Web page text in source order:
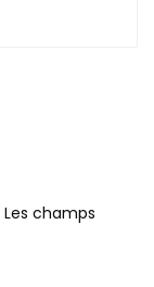
Les champs